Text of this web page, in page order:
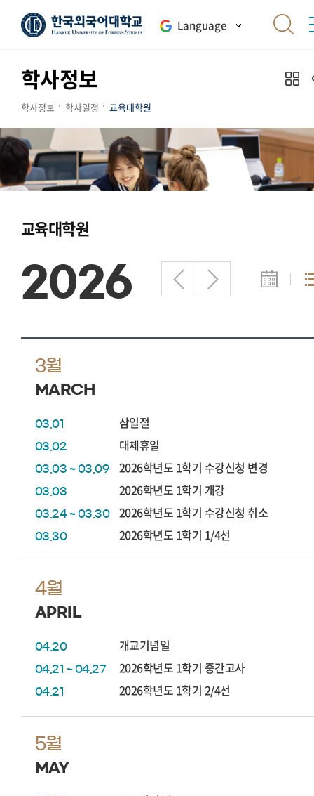
Language
학사정보
학사정보 학사일정 교육대학원
교육대학원
2026
3월
MARCH
03.01 삼일절
03.02 대체휴일
03.03 ~ 03.09 2026학년도 1학기 수강신청 변경
03.03 2026학년도 1학기 개강
03.24 ~ 03.30 2026학년도 1학기 수강신청 취소
03.30 2026학년도 1학기 1/4선
4월
APRIL
04.20 개교기념일
04.21 ~ 04.27 2026학년도 1학기 중간고사
04.21 2026학년도 1학기 2/4선
5월
MAY